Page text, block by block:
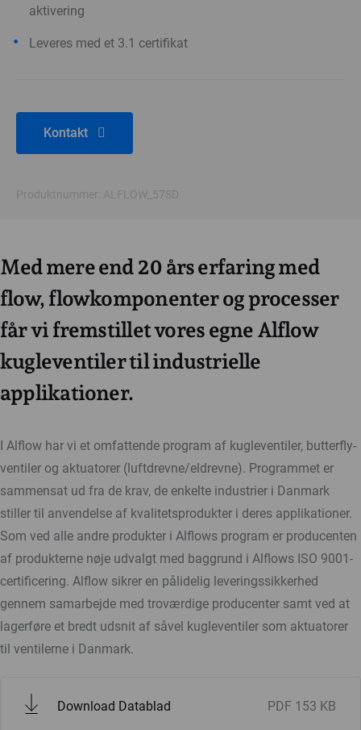
aktivering
Leveres med et 3.1 certifikat
Kontakt
Produktnummer: ALFLOW_57SD
Med mere end 20 års erfaring med
flow, flowkomponenter og processer
får vi fremstillet vores egne Alflow
kugleventiler til industrielle
applikationer.
I Alflow har vi et omfattende program af kugleventiler, butterfly-
ventiler og aktuatorer (luftdrevne/eldrevne). Programmet er
sammensat ud fra de krav, de enkelte industrier i Danmark
stiller til anvendelse af kvalitetsprodukter i deres applikationer.
Som ved alle andre produkter i Alflows program er producenten
af produkterne nøje udvalgt med baggrund i Alflows ISO 9001-
certificering. Alflow sikrer en pålidelig leveringssikkerhed
gennem samarbejde med troværdige producenter samt ved at
lagerføre et bredt udsnit af såvel kugleventiler som aktuatorer
til ventilerne i Danmark.
Download Datablad PDF 153 KB